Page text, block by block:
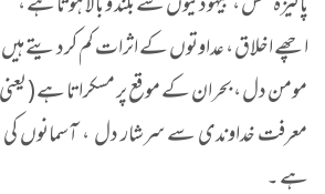
اچھے اخلاق ، عداوتوں کے اثرات کم کردیتے
مومن دل ، بحران کے موقع پر مسکراتا ہے (
معرفت خداوندی سے سرشار دل ، آسمانوں کی
ہے ۔